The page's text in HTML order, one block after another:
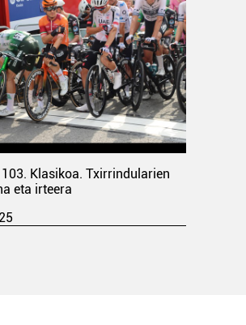
Klasikoa. Txirrindularien
eta irteera